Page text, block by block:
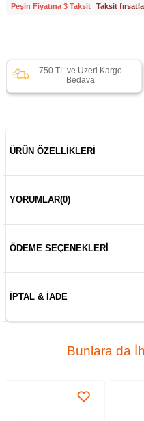
Peşin Fiyatına 3 Taksit Taksit
750 TL ve Üzeri Kargo
Bedava
ÜRÜN ÖZELLIKLERI
YORUMLAR(0)
ÖDEME SEÇENEKLERI
İPTAL & İADE
Bunlara da